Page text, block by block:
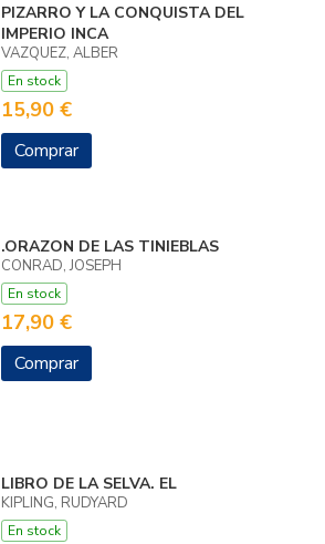
PIZARRO Y LA CONQUISTA DEL
IMPERIO INCA
VAZQUEZ, ALBER
En stock
15,90 €
Comprar
.ORAZON DE LAS TINIEBLAS
CONRAD, JOSEPH
En stock
17,90 €
Comprar
LIBRO DE LA SELVA. EL
KIPLING, RUDYARD
En stock